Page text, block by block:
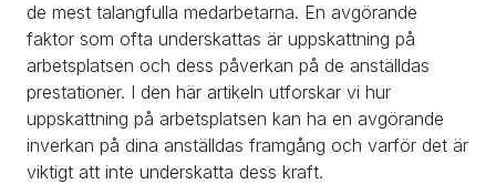
de mest talangfulla medarbetarna. En avgörande
faktor som ofta underskattas är uppskattning på
arbetsplatsen och dess påverkan på de anställdas
prestationer. I den här artikeln utforskar vi hur
uppskattning på arbetsplatsen kan ha en avgörande
inverkan på dina anställdas framgång och varför det är
viktigt att inte underskatta dess kraft.